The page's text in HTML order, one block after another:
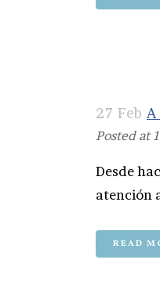
27 Feb
Posted at
Desde
atención
READ